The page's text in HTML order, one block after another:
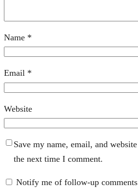
Name *
Email *
Website
Save my name, email, and
the next time I comment.
Notify me of follow-up